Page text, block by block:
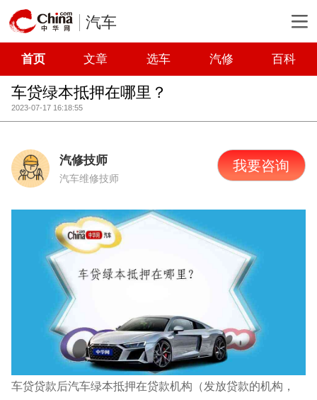
汽车
首页 文章 选车 汽修 百科
车贷绿本抵押在哪里？
2023-07-17 16:18:55
汽修技师
汽车维修技师
我要咨询
车贷贷款后汽车绿本抵押在贷款机构（发放贷款的机构，